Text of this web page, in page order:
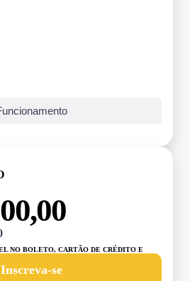
NO BOLETO, CARTÃO DE CRÉDITO E
Inscreva-se